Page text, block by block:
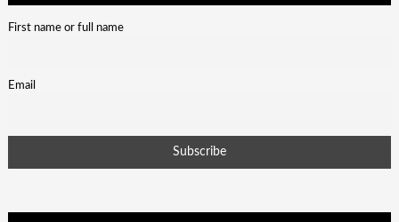
First name or full name
Email